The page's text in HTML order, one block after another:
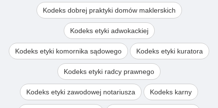
Kodeks dobrej praktyki domów maklerskich
Kodeks etyki adwokackiej
Kodeks etyki komornika sądowego Kodeks etyki kuratora
Kodeks etyki radcy prawnego
Kodeks etyki zawodowej notariusza Kodeks karny